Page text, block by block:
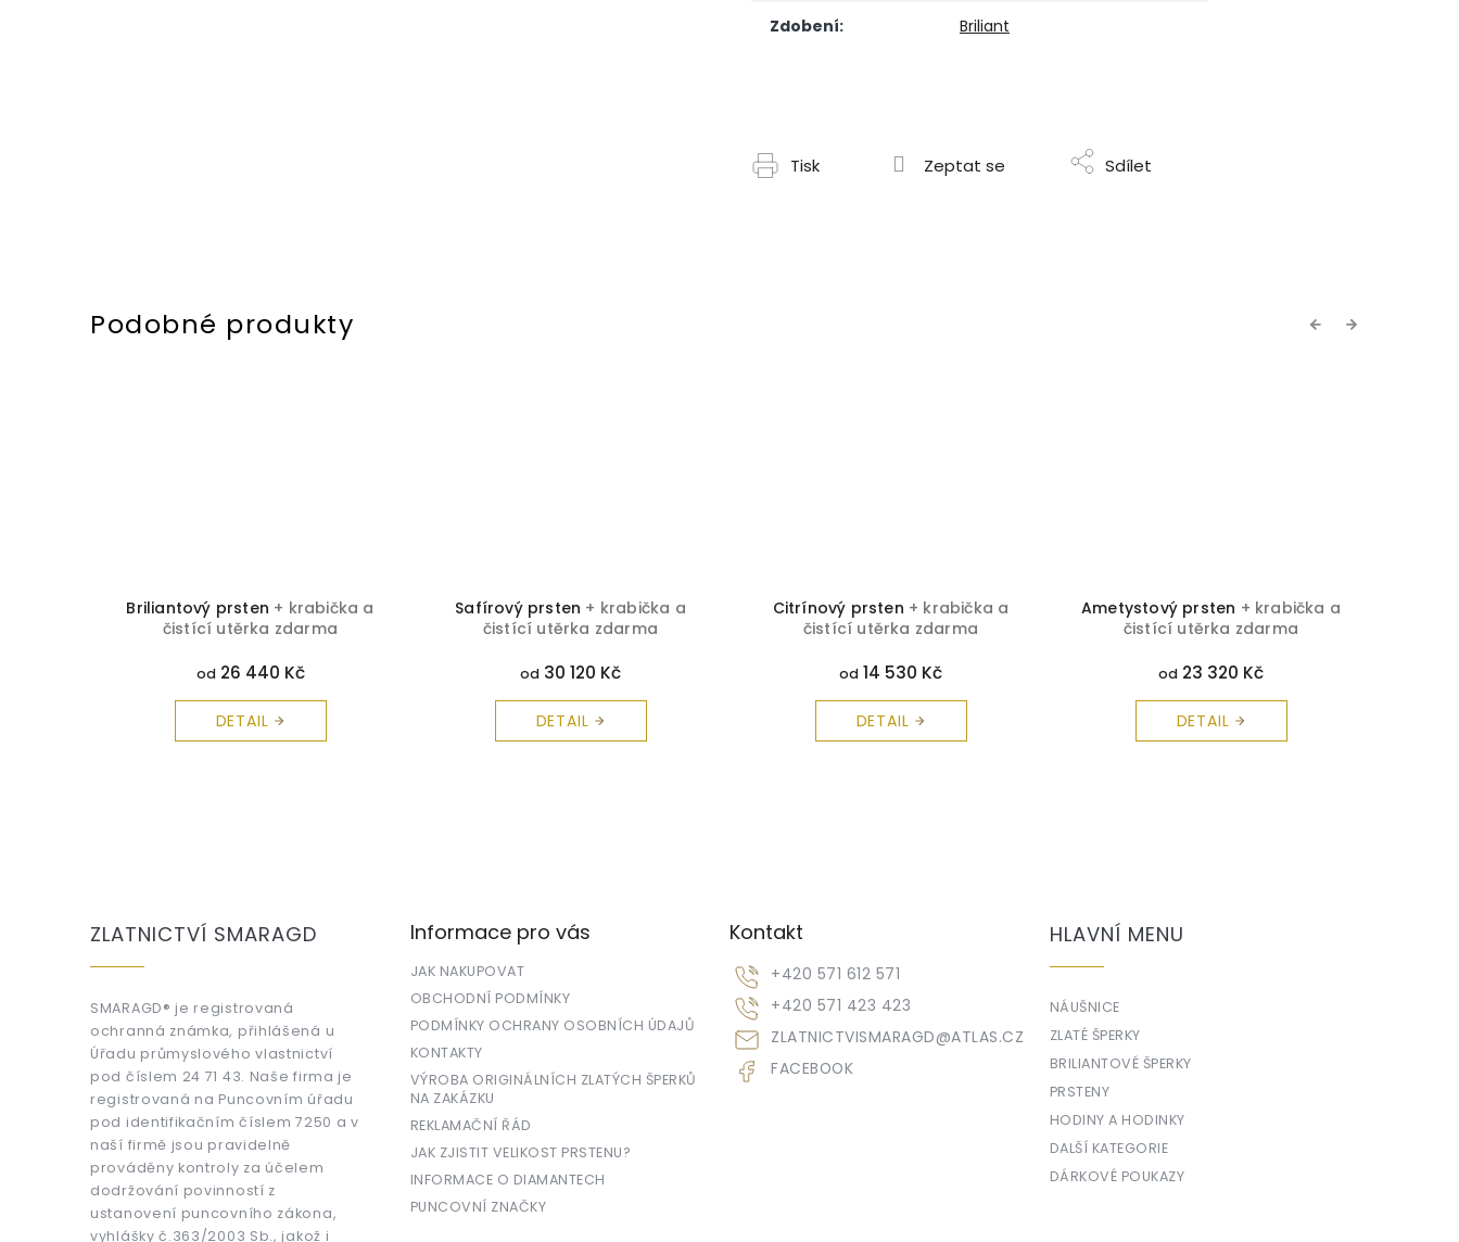
Zdobení: Briliant
Tisk Zeptat se Sdílet
Previous
Briliantový prsten + krabička a
čistící utěrka zdarma
od26 440 Kč
DETAIL
Safírový prsten + krabička a
čistící utěrka zdarma
od 30 120 Kč
DETAIL
Citrínový prsten + krabička a
čistící utěrka zdarma
od 14 530 Kč
DETAIL
Ametystový prsten + krabička a
čistící utěrka zdarma
od 23 320 Kč
DETAIL
Next
ZLATNICTVÍ SMARAGD
SMARAGD® je registrovaná
ochranná známka, přihlášená u
Úřadu průmyslového vlastnictví
pod číslem 24 71 43. Naše firma je
registrovaná na Puncovním úřadu
pod identifikačním číslem 7250 a v
naší firmě jsou pravidelně
prováděny kontroly za účelem
dodržování povinností z
ustanovení puncovního zákona,
vyhlášky č.363/2003 Sb., jakož i
Informace pro vás
JAK NAKUPOVAT
OBCHODNÍ PODMÍNKY
PODMÍNKY OCHRANY OSOBNÍCH ÚDAJŮ
KONTAKTY
VÝROBA ORIGINÁLNÍCH ZLATÝCH ŠPERKŮ
NA ZAKÁZKU
REKLAMAČNÍ ŘÁD
JAK ZJISTIT VELIKOST PRSTENU?
INFORMACE O DIAMANTECH
PUNCOVNÍ ZNAČKY
Kontakt
ZLATNICTVISMARAGD@ATLAS.CZ
+420 571 612 571
+420 571 423 423
FACEBOOK
HLAVNÍ MENU
NÁUŠNICE
ZLATÉ ŠPERKY
BRILIANTOVÉ ŠPERKY
PRSTENY
HODINY A HODINKY
DALŠÍ KATEGORIE
DÁRKOVÉ POUKAZY